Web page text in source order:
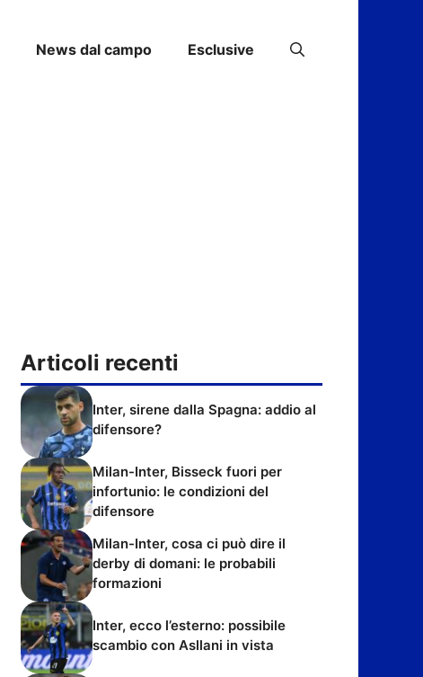
News dal campo Esclusive
Articoli recenti
Inter, sirene dalla Spagna: addio al
difensore?
Milan-Inter, Bisseck fuori per
infortunio: le condizioni del
difensore
Milan-Inter, cosa ci può dire il
derby di domani: le probabili
formazioni
Inter, ecco l’esterno: possibile
scambio con Asllani in vista